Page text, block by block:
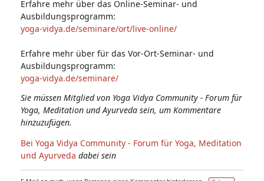
Erfahre mehr über das Online-Seminar- und
Ausbildungsprogramm:
yoga-vidya.de/seminare/ort/live-online/
Erfahre mehr über für das Vor-Ort-Seminar- und
Ausbildungsprogramm:
yoga-vidya.de/seminare/
Sie müssen Mitglied von Yoga Vidya Community - Forum für
Yoga, Meditation und Ayurveda sein, um Kommentare
hinzuzufügen.
Bei Yoga Vidya Community - Forum für Yoga, Meditation
und Ayurveda dabei sein